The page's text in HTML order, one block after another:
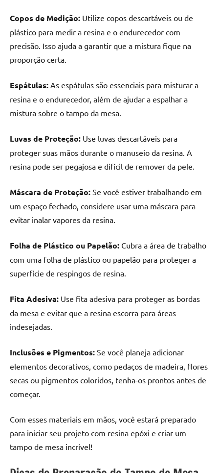
criar
mesa
de
resinada
de
qualidade,
como
e
mesas
tampinhas
resinadas.
Copos de Medição: Utilize copos descartáveis ou de
plástico para medir a resina e o endurecedor com
precisão. Isso ajuda a garantir que a mistura fique na
proporção certa.
Espátulas: As espátulas são essenciais para misturar a
resina e o endurecedor, além de ajudar a espalhar a
mistura sobre o tampo da mesa.
Luvas de Proteção: Use luvas descartáveis para
proteger suas mãos durante o manuseio da resina. A
resina pode ser pegajosa e difícil de remover da pele.
Máscara de Proteção: Se você estiver trabalhando em
um espaço fechado, considere usar uma máscara para
evitar inalar vapores da resina.
Folha de Plástico ou Papelão: Cubra a área de trabalho
com uma folha de plástico ou papelão para proteger a
superfície de respingos de resina.
Fita Adesiva: Use fita adesiva para proteger as bordas
da mesa e evitar que a resina escorra para áreas
indesejadas.
Inclusões e Pigmentos: Se você planeja adicionar
elementos decorativos, como pedaços de madeira, flores
secas ou pigmentos coloridos, tenha-os prontos antes de
começar.
Com esses materiais em mãos, você estará preparado
para iniciar seu projeto com resina epóxi e criar um
tampo de mesa incrível!